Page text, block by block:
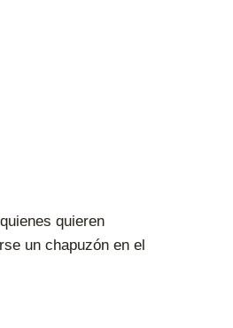
quieren
un chapuzón en el